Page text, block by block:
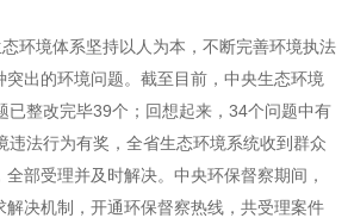
态环境体系坚持以人为本，不断完善环境执法
突出的环境问题。截至目前，中央生态环境
已整改完毕39个；回想起来，34个问题中有
违法行为有奖，全省生态环境系统收到群众
部受理并及时解决。中央环保督察期间，
解决机制，开通环保督察热线，共受理案件